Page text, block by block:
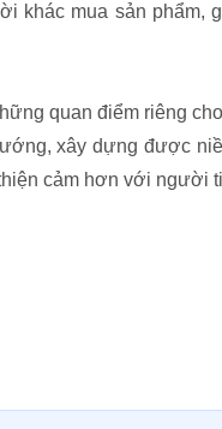
khác mua sản phẩm,
quan điểm riêng
xây dựng được
cảm hơn với người